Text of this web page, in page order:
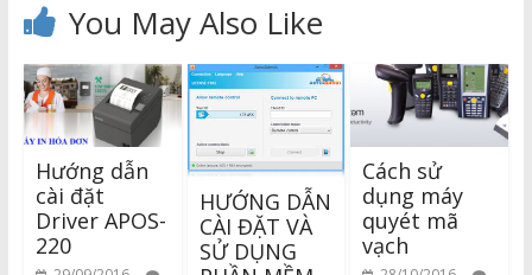
You May Also Like
Hướng dẫn
cài đặt
Driver APOS-
220
HƯỚNG DẪN
CÀI ĐẶT VÀ
SỬ DỤNG
Cách sử
dụng máy
quyét mã
vạch